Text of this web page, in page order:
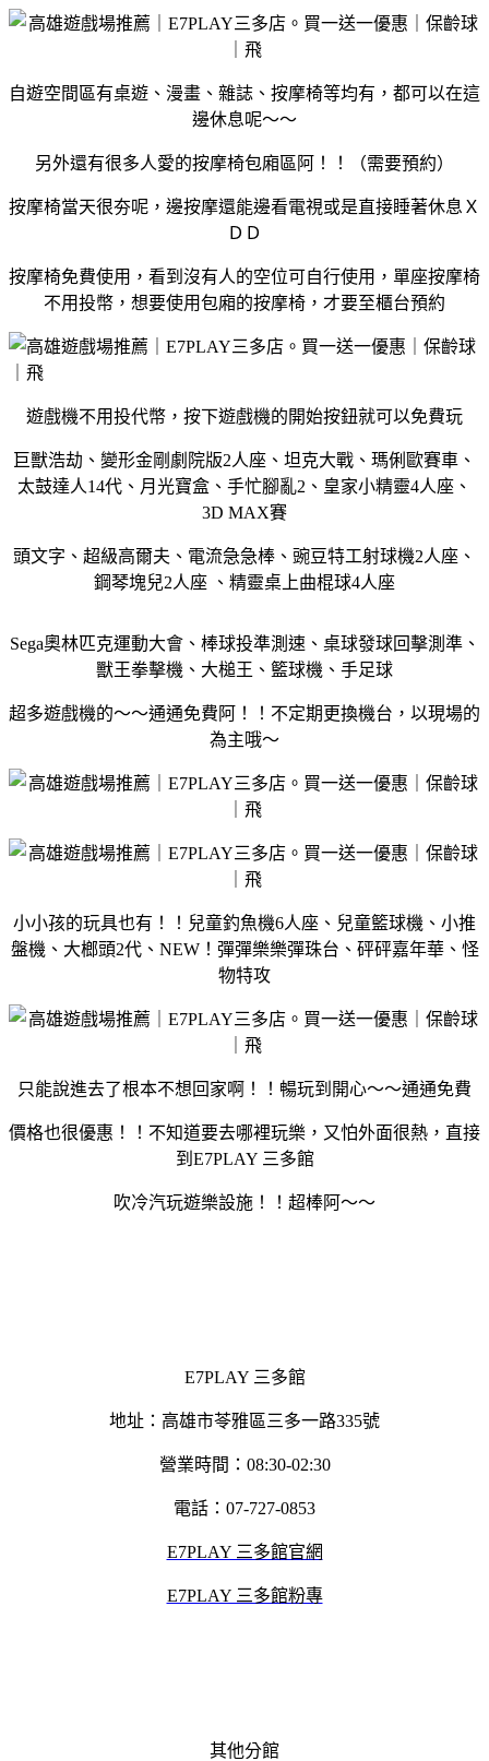
自遊空間區有桌遊、漫畫、雜誌、按摩椅等均有，都可以在這
邊休息呢～～
另外還有很多人愛的按摩椅包廂區阿！！（需要預約）
按摩椅當天很夯呢，邊按摩還能邊看電視或是直接睡著休息Ｘ
ＤＤ
按摩椅免費使用，看到沒有人的空位可自行使用，單座按摩椅
不用投幣，想要使用包廂的按摩椅，才要至櫃台預約
遊戲機不用投代幣，按下遊戲機的開始按鈕就可以免費玩
巨獸浩劫、變形金剛劇院版2人座、坦克大戰、瑪俐歐賽車、
太鼓達人14代、月光寶盒、手忙腳亂2、皇家小精靈4人座、
3D MAX賽
頭文字、超級高爾夫、電流急急棒、豌豆特工射球機2人座、
鋼琴塊兒2人座 、精靈桌上曲棍球4人座
Sega奧林匹克運動大會、棒球投準測速、桌球發球回擊測準、
獸王拳擊機、大槌王、籃球機、手足球
超多遊戲機的～～通通免費阿！！不定期更換機台，以現場的
為主哦～
小小孩的玩具也有！！兒童釣魚機6人座、兒童籃球機、小推
盤機、大榔頭2代、NEW！彈彈樂樂彈珠台、砰砰嘉年華、怪
物特攻
只能說進去了根本不想回家啊！！暢玩到開心～～通通免費
價格也很優惠！！不知道要去哪裡玩樂，又怕外面很熱，直接
到E7PLAY 三多館
吹冷汽玩遊樂設施！！超棒阿～～
E7PLAY 三多館
地址：高雄市苓雅區三多一路335號
營業時間：08:30-02:30
電話：07-727-0853
E7PLAY 三多館官網
E7PLAY 三多館粉專
其他分館